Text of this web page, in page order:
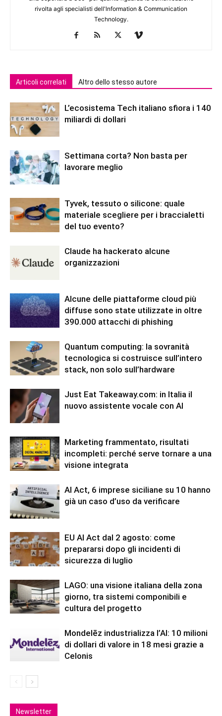
rivolta agli specialisti dell'lnformation & Communication
Technology.
Articoli correlati Altro dello stesso autore
L’ecosistema Tech italiano sfiora i 140
miliardi di dollari
Settimana corta? Non basta per
lavorare meglio
Tyvek, tessuto o silicone: quale
materiale scegliere per i braccialetti
del tuo evento?
Claude ha hackerato alcune
organizzazioni
Alcune delle piattaforme cloud più
diffuse sono state utilizzate in oltre
390.000 attacchi di phishing
Quantum computing: la sovranità
tecnologica si costruisce sull’intero
stack, non solo sull’hardware
Just Eat Takeaway.com: in Italia il
nuovo assistente vocale con AI
Marketing frammentato, risultati
incompleti: perché serve tornare a una
visione integrata
AI Act, 6 imprese siciliane su 10 hanno
già un caso d’uso da verificare
EU AI Act dal 2 agosto: come
prepararsi dopo gli incidenti di
sicurezza di luglio
LAGO: una visione italiana della zona
giorno, tra sistemi componibili e
cultura del progetto
Mondelēz industrializza l’AI: 10 milioni
di dollari di valore in 18 mesi grazie a
Celonis
Newsletter